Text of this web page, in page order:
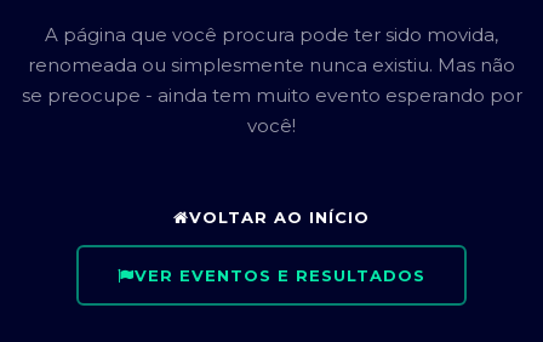
A página que você procura pode ter sido movida,
renomeada ou simplesmente nunca existiu. Mas não
se preocupe - ainda tem muito evento esperando por
você!
VOLTAR AO INÍCIO
VER EVENTOS E RESULTADOS